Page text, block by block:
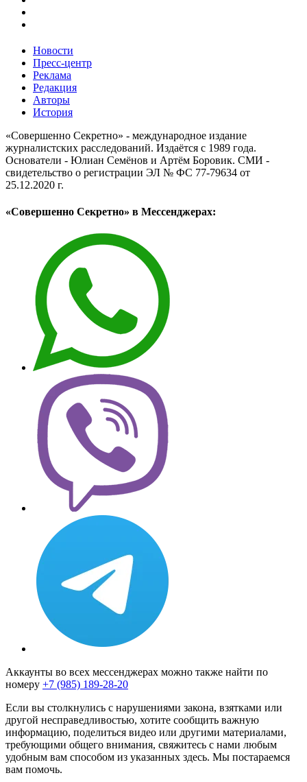
Новости
Пресс-центр
Реклама
Редакция
Авторы
История
«Совершенно Секретно» - международное издание
журналистских расследований. Издаётся с 1989 года.
Основатели - Юлиан Семёнов и Артём Боровик. CМИ -
свидетельство о регистрации ЭЛ № ФС 77-79634 от
25.12.2020 г.
«Совершенно Секретно» в Мессенджерах:
Аккаунты во всех мессенджерах можно также найти по
номеру +7 (985) 189-28-20
Если вы столкнулись с нарушениями закона, взятками или
другой несправедливостью, хотите сообщить важную
информацию, поделиться видео или другими материалами,
требующими общего внимания, свяжитесь с нами любым
удобным вам способом из указанных здесь. Мы постараемся
вам помочь.